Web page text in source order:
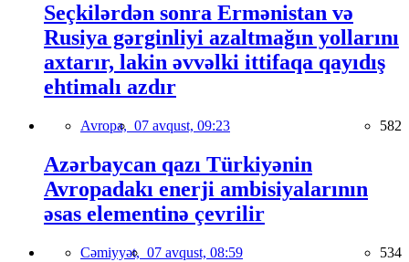
Seçkilərdən sonra Ermənistan və
Rusiya gərginliyi azaltmağın yollarını
axtarır, lakin əvvəlki ittifaqa qayıdış
ehtimalı azdır
Avropa, 07 avqust, 09:23 582
Azərbaycan qazı Türkiyənin
Avropadakı enerji ambisiyalarının
əsas elementinə çevrilir
Cəmiyyət, 07 avqust, 08:59 534